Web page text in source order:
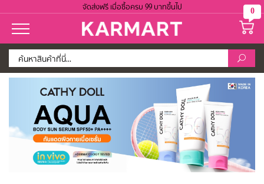
จัดส่งฟรี เมื่อซื้อครบ 99 บาทขึ้นไป 0